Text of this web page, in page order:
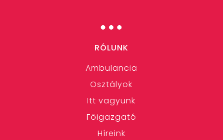
…
RÓLUNK
Ambulancia
Osztályok
Itt vagyunk
Főigazgató
Híreink